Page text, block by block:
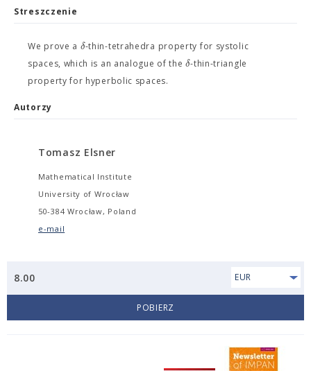
Streszczenie
We prove a δ-thin-tetrahedra property for systolic
spaces, which is an analogue of theδ-thin-triangle
property for hyperbolic spaces.
Autorzy
Tomasz Elsner
Mathematical Institute
University of Wrocław
50-384 Wrocław, Poland
e-mail
8.00 EUR
POBIERZ